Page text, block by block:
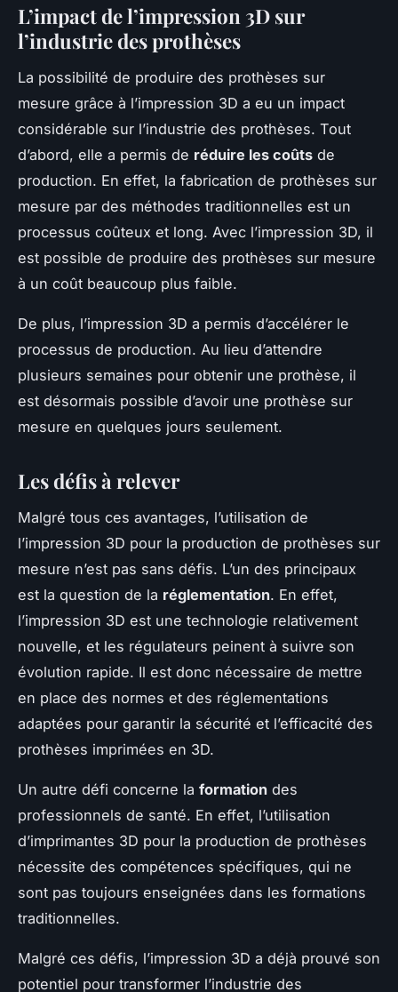
L’impact de l’impression 3D sur
l’industrie des prothèses
La possibilité de produire des prothèses sur
mesure grâce à l’impression 3D a eu un impact
considérable sur l’industrie des prothèses. Tout
d’abord, elle a permis de réduire les coûts de
production. En effet, la fabrication de prothèses sur
mesure par des méthodes traditionnelles est un
processus coûteux et long. Avec l’impression 3D, il
est possible de produire des prothèses sur mesure
à un coût beaucoup plus faible.
De plus, l’impression 3D a permis d’accélérer le
processus de production. Au lieu d’attendre
plusieurs semaines pour obtenir une prothèse, il
est désormais possible d’avoir une prothèse sur
mesure en quelques jours seulement.
Les défis à relever
Malgré tous ces avantages, l’utilisation de
l’impression 3D pour la production de prothèses sur
mesure n’est pas sans défis. L’un des principaux
est la question de la réglementation. En effet,
l’impression 3D est une technologie relativement
nouvelle, et les régulateurs peinent à suivre son
évolution rapide. Il est donc nécessaire de mettre
en place des normes et des réglementations
adaptées pour garantir la sécurité et l’efficacité des
prothèses imprimées en 3D.
Un autre défi concerne la formation des
professionnels de santé. En effet, l’utilisation
d’imprimantes 3D pour la production de prothèses
nécessite des compétences spécifiques, qui ne
sont pas toujours enseignées dans les formations
traditionnelles.
Malgré ces défis, l’impression 3D a déjà prouvé son
potentiel pour transformer l’industrie des